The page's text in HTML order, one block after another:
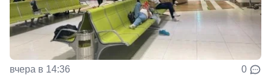
вчера в 14:36 0